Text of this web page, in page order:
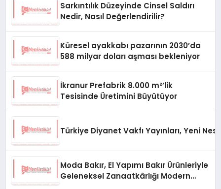
Sarkıntılık Düzeyinde Cinsel Saldırı
Nedir, Nasıl Değerlendirilir?
Küresel ayakkabı pazarının 2030’da
588 milyar doları aşması bekleniyor
İkranur Prefabrik 8.000 m²’lik
Tesisinde Üretimini Büyütüyor
Türkiye Diyanet Vakfı Yayınları, Yeni
Moda Bakır, El Yapımı Bakır Ürünleriyle
Geleneksel Zanaatkârlığı Modern